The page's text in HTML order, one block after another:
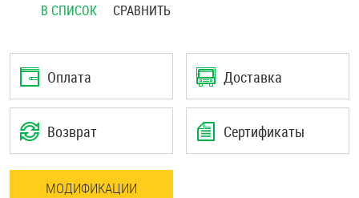
В СПИСОК СРАВНИТЬ
Оплата Доставка
Возврат Сертификаты
МОДИФИКАЦИИ